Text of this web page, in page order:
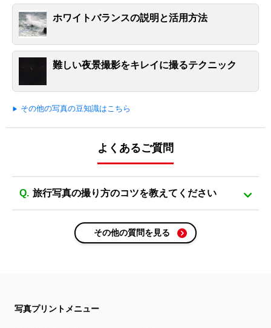
ホワイトバランスの説明と活用方法
難しい夜景撮影をキレイに撮るテクニック
その他の写真の豆知識はこちら
よくあるご質問
旅行写真の撮り方のコツを教えてください
その他の質問を見る
写真プリントメニュー